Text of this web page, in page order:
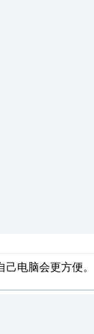
电脑会更方便。